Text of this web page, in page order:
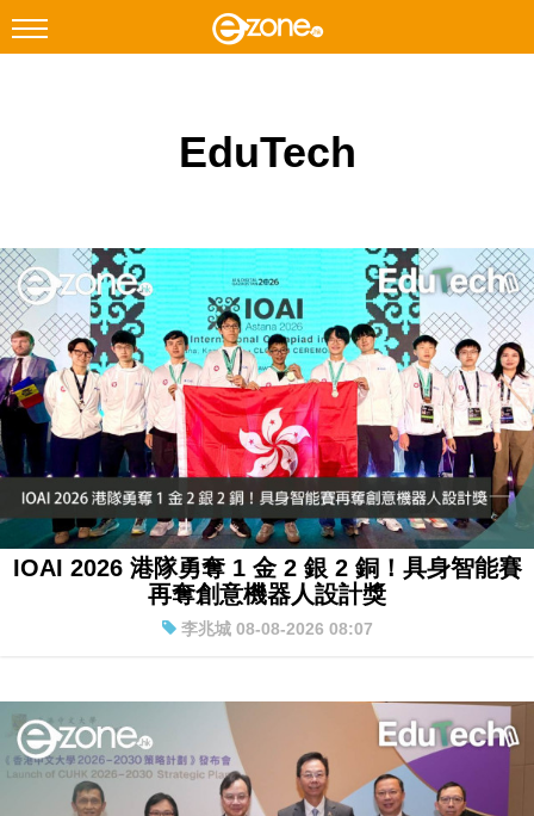
Instagram
遊戲動漫
教學評測
EduTech
IT Times
生成式AI與雲端應用
Enterprise Digital Transformation
特集
EduTech
IOAI 2026 港隊勇奪 1 金 2 銀 2 銅！具身智能賽
再奪創意機器人設計獎
李兆城 08-08-2026 08:07